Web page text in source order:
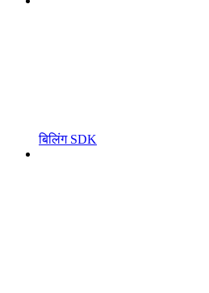
बिलिंग SDK